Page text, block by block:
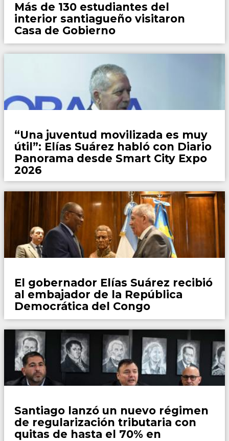
Más de 130 estudiantes del
interior santiagueño visitaron
Casa de Gobierno
“Una juventud movilizada es muy
útil”: Elías Suárez habló con Diario
Panorama desde Smart City Expo
2026
El gobernador Elías Suárez recibió
al embajador de la República
Democrática del Congo
Santiago lanzó un nuevo régimen
de regularización tributaria con
quitas de hasta el 70% en